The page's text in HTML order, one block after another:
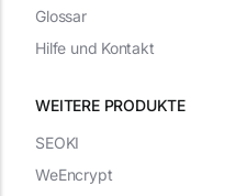
WEITERE PRODUKTE
Glossar
Hilfe und Kontakt
SEOKI
WeEncrypt